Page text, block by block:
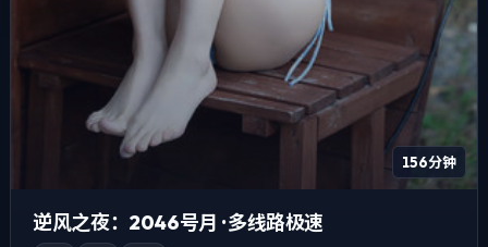
156分钟
逆风之夜：2046号月 · 多线路极速